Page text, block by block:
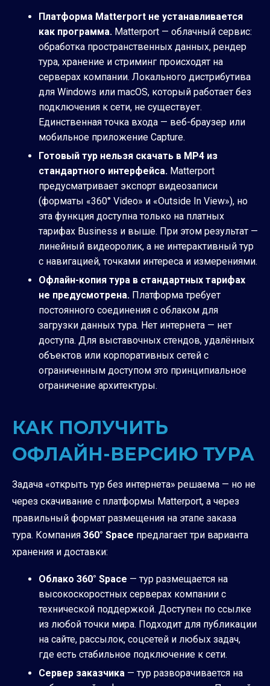
Платформа Matterport не устанавливается
как программа. Matterport — облачный сервис:
обработка пространственных данных, рендер
тура, хранение и стриминг происходят на
серверах компании. Локального дистрибутива
для Windows или macOS, который работает без
подключения к сети, не существует.
Единственная точка входа — веб-браузер или
мобильное приложение Capture.
Готовый тур нельзя скачать в MP4 из
стандартного интерфейса. Matterport
предусматривает экспорт видеозаписи
(форматы «360° Video» и «Outside In View»), но
эта функция доступна только на платных
тарифах Business и выше. При этом результат —
линейный видеоролик, а не интерактивный тур
с навигацией, точками интереса и измерениями.
Офлайн-копия тура в стандартных тарифах
не предусмотрена. Платформа требует
постоянного соединения с облаком для
загрузки данных тура. Нет интернета — нет
доступа. Для выставочных стендов, удалённых
объектов или корпоративных сетей с
ограниченным доступом это принципиальное
ограничение архитектуры.
КАК ПОЛУЧИТЬ
ОФЛАЙН-ВЕРСИЮ ТУРА
Задача «открыть тур без интернета» решаема — но не
через скачивание с платформы Matterport, а через
правильный формат размещения на этапе заказа
тура. Компания 360° Space предлагает три варианта
хранения и доставки:
Облако 360° Space — тур размещается на
высокоскоростных серверах компании с
технической поддержкой. Доступен по ссылке
из любой точки мира. Подходит для публикации
на сайте, рассылок, соцсетей и любых задач,
где есть стабильное подключение к сети.
Сервер заказчика — тур разворачивается на